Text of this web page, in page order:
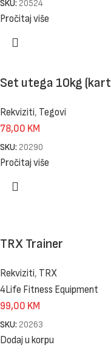
SKU: 20524
Pročitaj više
Set utega 10kg
Rekviziti, Tegovi
78,00 KM
SKU: 20290
Pročitaj više
TRX Trainer
Rekviziti, TRX
4Life Fitness Equipment
99,00 KM
SKU: 20263
Dodaj u korpu